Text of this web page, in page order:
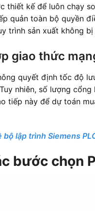
thiết kế để luôn chạy
quản toàn bộ quyền
trình sản xuất không
giao thức
quyết định tốc độ
nhiên, số lượng cổng
tiếp này để dự toán
bộ lập trình Siemens
bước chọn